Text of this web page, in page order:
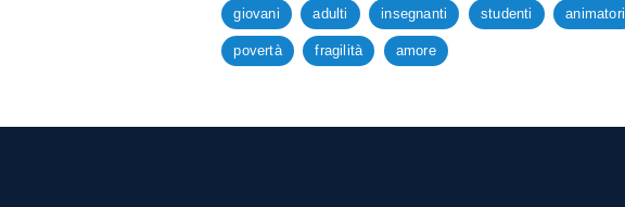
giovani adulti insegnanti studenti animatori
povertà fragilità amore